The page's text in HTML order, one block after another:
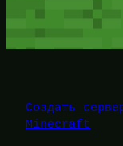
Создать
Minecraft